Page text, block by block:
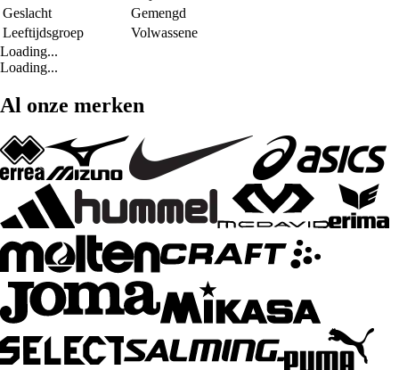
Geslacht
Gemengd
Leeftijdsgroep
Volwassene
Loading...
Loading...
Al onze merken